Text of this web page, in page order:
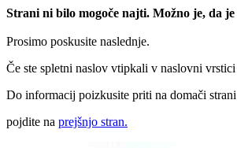
Strani ni bilo mogoče najti. Možno je, da
Prosimo poskusite naslednje.
Če ste spletni naslov vtipkali v naslovni
Do informacij poizkusite priti na domači strani
pojdite na prejšnjo stran.